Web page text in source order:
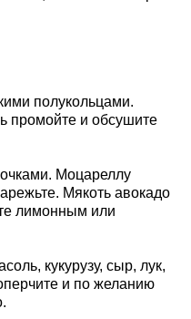
полукольцами.
промойте и обсушите
Моцареллу
Мякоть авокадо
лимонным или
кукурузу, сыр, лук,
и по желанию